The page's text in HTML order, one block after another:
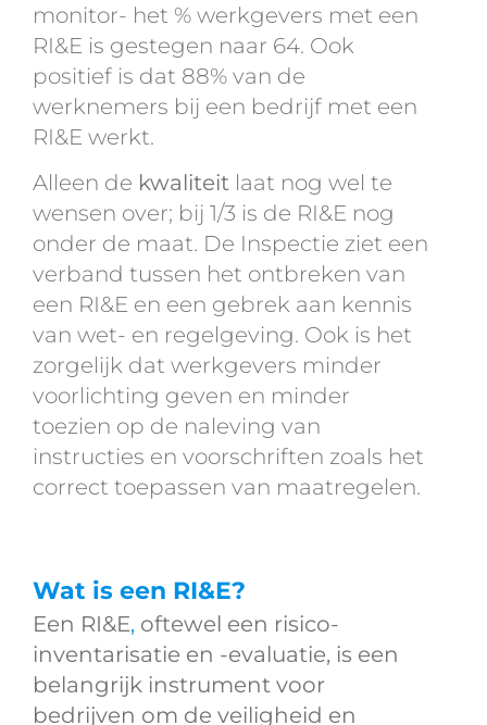
monitor- het % werkgevers met een
RI&E is gestegen naar 64. Ook
positief is dat 88% van de
werknemers bij een bedrijf met een
RI&E werkt.
Alleen de kwaliteit laat nog wel te
wensen over; bij 1/3 is de RI&E nog
onder de maat. De Inspectie ziet een
verband tussen het ontbreken van
een RI&E en een gebrek aan kennis
van wet- en regelgeving. Ook is het
zorgelijk dat werkgevers minder
voorlichting geven en minder
toezien op de naleving van
instructies en voorschriften zoals het
correct toepassen van maatregelen.
Wat is een RI&E?
Een RI&E, oftewel een risico-
inventarisatie en -evaluatie, is een
belangrijk instrument voor
bedrijven om de veiligheid en